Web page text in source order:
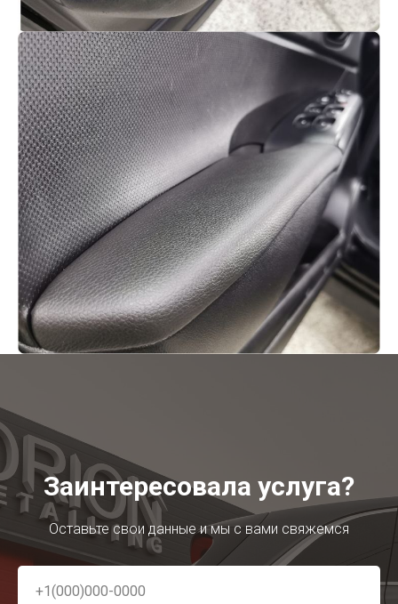
Заинтересовала услуга?
Оставьте свои данные и мы с вами свяжемся